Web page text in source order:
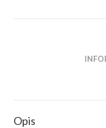
Opis